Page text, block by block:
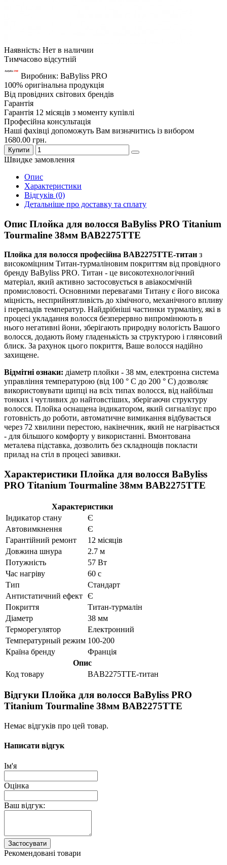
Наявність: Нет в наличии
Тимчасово відсутній
Виробник: BaByliss PRO
100% оригінальна продукція
Від провідних світових брендів
Гарантія
Гарантія 12 місяців з моменту купівлі
Професійна консультація
Наші фахівці допоможуть Вам визначитись із вибором
1680.00 грн.
Купити
Швидке замовлення
Опис
Характеристики
Відгуків (0)
Детальніше про доставку та сплату
Опис Плойка для волосся BaByliss PRO Titanium
Tourmaline 38мм BAB2275ТТE
Плойка для волосся професійна BAB2275TTE-титан з
високоміцним Титан-турмаліновим покриттям від провідного
бренду BaByliss PRO. Титан - це високотехнологічний
матеріал, який активно застосовується в авіакосмічній
промисловості. Основними перевагами Титану є його висока
міцність, несприйнятливість до хімічного, механічного впливу
і перепадів температур. Найдрібніші частинки турмаліну, які в
процесі укладання волосся безперервно випромінюють в
нього негативні йони, зберігають природну вологість Вашого
волосся, додають йому гладенькість за структурою і глянсовий
блиск. За рахунок цього покриття, Ваше волосся надійно
захищене.
Відмітні ознаки: діаметр плойки - 38 мм, електронна система
управління температурою (від 100 ° C до 200 ° C) дозволяє
використовувати щипці на всіх типах волосся, від найбільш
тонких і чутливих до найтовстіших, зберігаючи структуру
волосся. Плойка оснащена індикатором, який сигналізує про
готовність до роботи, автоматичне вимикання відбувається
через 72 хвилини перестою, накінечник, який не нагрівається
- для більшого комфорту у використанні. Вмонтована
металева підставка, дозволить без складнощів покласти
прилад на стіл в процесі завивки.
Характеристики Плойка для волосся BaByliss
PRO Titanium Tourmaline 38мм BAB2275ТТE
Характеристики
Індикатор стану
Є
Автовимкнення
Є
Гарантійний ремонт
12 місяців
Довжина шнура
2.7 м
Потужність
57 Вт
Час нагріву
60 с
Тип
Стандарт
Антистатичний ефект Є
Покриття
Титан-турмалін
Діаметр
38 мм
Терморегулятор
Електронний
Температурный режим 100-200
Країна бренду
Франція
Опис
Код товару
BAB2275TTE-титан
Відгуки Плойка для волосся BaByliss PRO
Titanium Tourmaline 38мм BAB2275ТТE
Немає відгуків про цей товар.
Написати відгук
Ім'я
Оцінка
Ваш відгук:
Застосувати
Рекомендовані товари